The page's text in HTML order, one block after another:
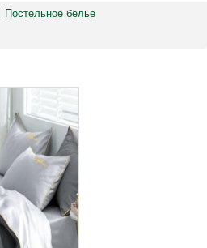
Постельное белье